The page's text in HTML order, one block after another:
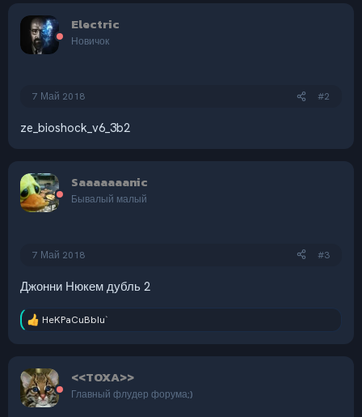
Electric
Новичок
7 Май 2018 #2
ze_bioshock_v6_3b2
Saaaaaaanic
Бывалый малый
7 Май 2018 #3
Джонни Нюкем дубль 2
Р
ц
и
и
HeKPaCuBbIu`
<<TOXA>>
Главный флудер форума;)